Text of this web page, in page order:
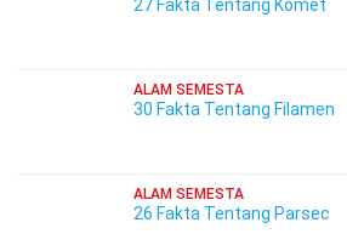
27 Fakta Tentang Komet
ALAM SEMESTA
30 Fakta Tentang Filamen
ALAM SEMESTA
26 Fakta Tentang Parsec